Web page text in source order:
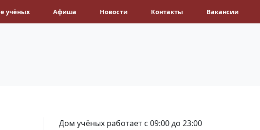
учёных Афиша Новости Контакты Вакансии
Дом учёных работает с 09:00 до 23:00